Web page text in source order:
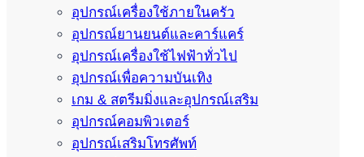
อุปกรณ์เครื่องใช้ภายในครัว
อุปกรณ์ยานยนต์และคาร์แคร์
อุปกรณ์เครื่องใช้ไฟฟ้าทั่วไป
อุปกรณ์เพื่อความบันเทิง
เกม & สตรีมมิ่งและอุปกรณ์เสริม
อุปกรณ์คอมพิวเตอร์
อุปกรณ์เสริมโทรศัพท์